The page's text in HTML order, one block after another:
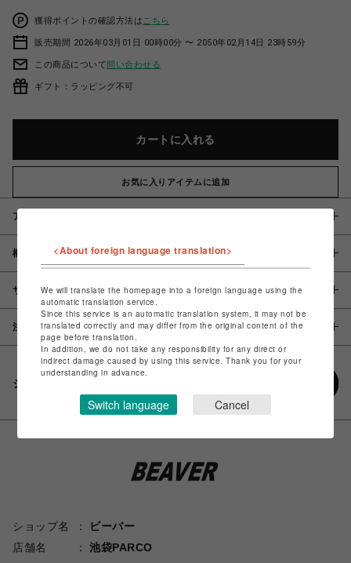
獲得ポイントの確認方法は こちら
販売期間 2026年03月01日 00時00分 〜 2050年02月14日 23時59分
この商品について問い合わせる
ギフト：ラッピング不可
カートに入れる
お気に入りアイテムに追加
アイテム説明 / 素材
概要
サイズ
注意事項
シェアする
ショップ名
ビーバー
店舗名
池袋PARCO
<About foreign language translation>
We will translate the homepage into a foreign language using the
automatic translation service.
Since this service is an automatic translation system, it may not be
translated correctly and may differ from the original content of the
page before translation.
In addition, we do not take any responsibility for any direct or
indirect damage caused by using this service. Thank you for your
understanding in advance.
Switch language Cancel